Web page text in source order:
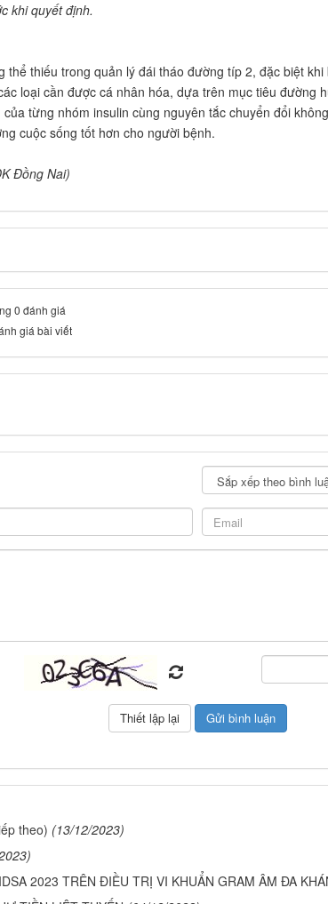
khi quyết định.
thể thiếu trong quản lý đái tháo đường típ 2, đặc biệt
loại cần được cá nhân hóa, dựa trên mục tiêu đường
từng nhóm insulin cùng nguyên tắc chuyển đổi
cuộc sống tốt hơn cho người bệnh.
Đồng Nai)
0 đánh giá
giá bài viết
theo) (13/12/2023)
2023 TRÊN ĐIỀU TRỊ VI KHUẨN GRAM ÂM ĐA